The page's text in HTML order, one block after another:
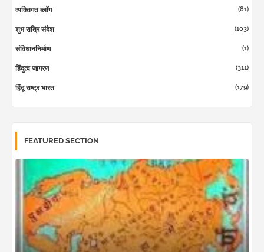
व्यक्तिगत ब्लॉग (81)
शुभ रात्रि संदेश (103)
संविधाननिर्माण (1)
हिंदुत्व जागरण (311)
हिंदू राष्ट्र भारत (179)
FEATURED SECTION